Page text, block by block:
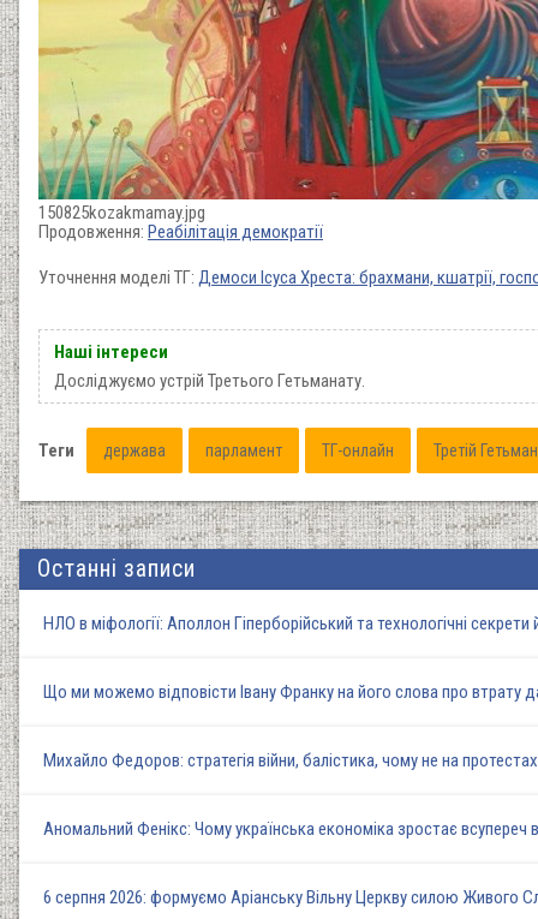
150825kozakmamay.jpg
Продовження: Реабілітація демократії
Уточнення моделі ТГ: Демоси Ісуса Хреста: брахмани, кшатрії,
Наші інтереси
Досліджуємо устрій Третього Гетьманату.
Теги держава парламент ТГ-онлайн Третій
Останні записи
НЛО в міфології: Аполлон Гіперборійський та технологічні
Що ми можемо відповісти Івану Франку на його слова про втрату
Михайло Федоров: стратегія війни, балістика, чому не на
Аномальний Фенікс: Чому українська економіка зростає всупереч
6 серпня 2026: формуємо Аріанську Вільну Церкву силою Живого